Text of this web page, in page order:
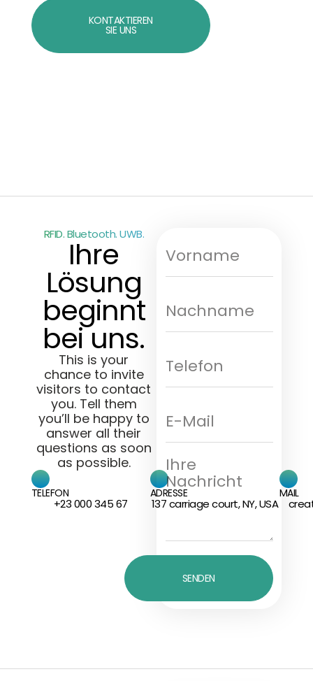
KONTAKTIEREN
SIE UNS
RFID. Bluetooth. UWB.
Ihre
Lösung
beginnt
bei uns.
This is your
chance to invite
visitors to contact
you. Tell them
you’ll be happy to
answer all their
questions as soon
as possible.
TELEFON
+23 000 345 67
ADRESSE
137 carriage court, NY, USA
MAIL
SENDEN